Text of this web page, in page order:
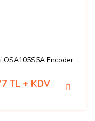
OSA105S5A Encoder
TL + KDV